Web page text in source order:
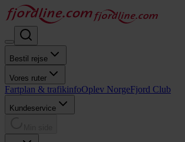
Bestil rejse
Vores ruter
Fartplan & trafikinfoOplev NorgeFjord Club
Kundeservice